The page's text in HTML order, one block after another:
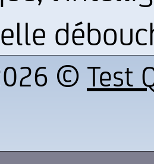
© Test